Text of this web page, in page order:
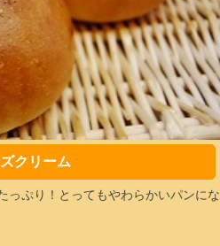
クリーム
っぷり！とってもやわらかいパンにな